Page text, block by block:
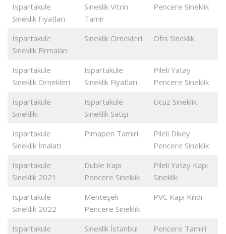
Ispartakule
Sineklik Fiyatları
Sineklik Vitrin
Tamir
Pencere Sineklik
Ispartakule
Sineklik Firmaları
Sineklik Örnekleri Ofis Sineklik
Ispartakule
Sineklik Örnekleri
Ispartakule
Sineklik Fiyatları
Pileli Yatay
Pencere Sineklik
Ispartakule
Sinekliki
Ispartakule
Sineklik Satışı
Ucuz Sineklik
Ispartakule
Sineklik İmalatı
Pimapen Tamiri
Pileli Dikey
Pencere Sineklik
Ispartakule
Sineklik 2021
Duble Kapı
Pencere Sineklik
Pileli Yatay Kapı
Sineklik
Ispartakule
Sineklik 2022
Menteşeli
Pencere Sineklik
PVC Kapı Kilidi
Ispartakule
Sineklik İstanbul Pencere Tamiri